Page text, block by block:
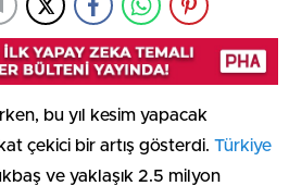
bu yıl kesim yapacak
çekici bir artış gösterdi. Türkiye
ve yaklaşık 2.5 milyon